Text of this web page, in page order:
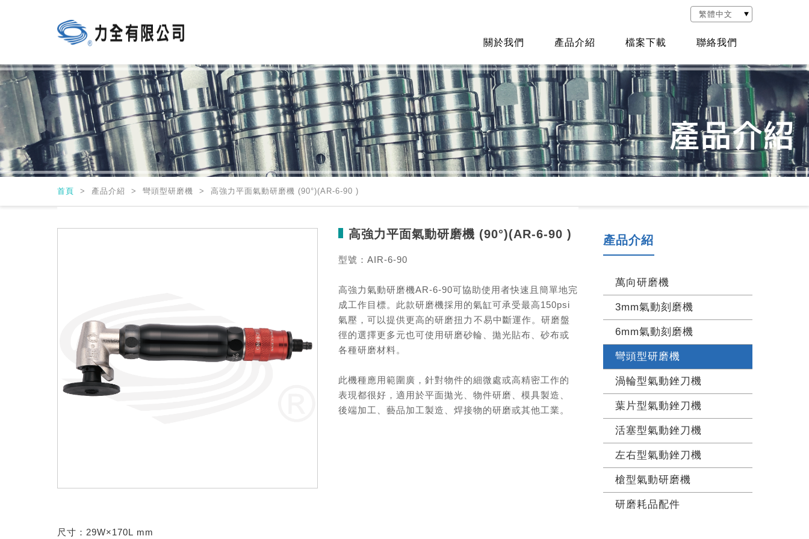
關於我們 產品介紹 檔案下載 聯絡我們
首頁 > 產品介紹 > 彎頭型研磨機 > 高強力平面氣動研磨機 (90°)(AR-6-90 )
產品介紹
萬向研磨機
3mm氣動刻磨機
6mm氣動刻磨機
彎頭型研磨機
渦輪型氣動銼刀機
葉片型氣動銼刀機
活塞型氣動銼刀機
左右型氣動銼刀機
槍型氣動研磨機
研磨耗品配件
高強力平面氣動研磨機 (90°)(AR-6-90 )
型號：AIR-6-90
高強力氣動研磨機AR-6-90可協助使用者快速且簡單地完
成工作目標。此款研磨機採用的氣缸可承受最高150psi
氣壓，可以提供更高的研磨扭力不易中斷運作。研磨盤
徑的選擇更多元也可使用研磨砂輪、拋光貼布、砂布或
各種研磨材料。
此機種應用範圍廣，針對物件的細微處或高精密工作的
表現都很好，適用於平面拋光、物件研磨、模具製造、
後端加工、藝品加工製造、焊接物的研磨或其他工業。
尺寸：29W×170L mm